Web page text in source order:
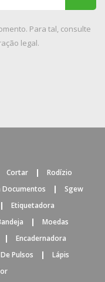
Para tal, consulte
legal.
Cortar
Rodízio
Sgew
Etiquetadora
Moedas
Encadernadora
Pulsos
Lápis